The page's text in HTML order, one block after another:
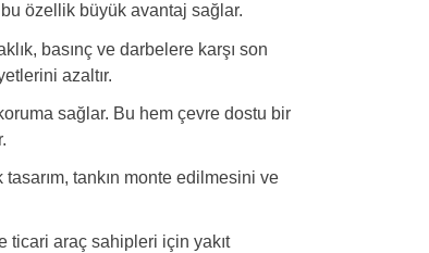
bu özellik büyük avantaj sağlar.
basınç ve darbelere karşı son
azaltır.
koruma sağlar. Bu hem çevre dostu bir
tasarım, tankın monte edilmesini ve
ticari araç sahipleri için yakıt